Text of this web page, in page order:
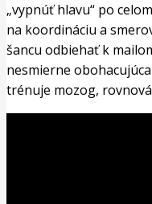
„vypnúť hlavu“ po
na koordináciu a
šancu odbiehať k
nesmierne
trénuje mozog,